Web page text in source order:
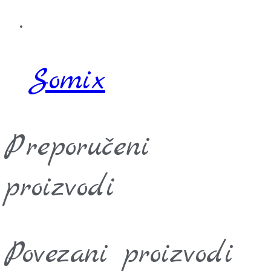
Somix
Preporučeni
proizvodi
Povezani proizvodi